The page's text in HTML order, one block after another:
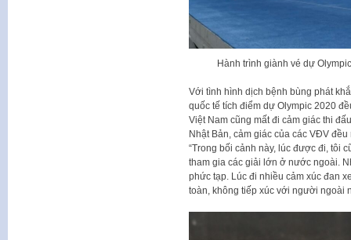
Hành trình giành vé dự
Với tình hình dịch bệnh bùng phát
quốc tế tích điểm dự Olympic 2020
Việt Nam cũng mất đi cảm giác thi
Nhật Bản, cảm giác của các VĐV
“Trong bối cảnh này, lúc được đi, tôi
tham gia các giải lớn ở nước ngoài.
phức tạp. Lúc đi nhiều cảm xúc đan
toàn, không tiếp xúc với người ngoài